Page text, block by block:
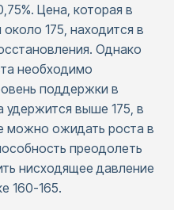
Цена, которая в
175, находится в
Однако
необходимо
поддержки в
удержится выше 175, в
можно ожидать роста в
преодолеть
нисходящее давление
160-165.